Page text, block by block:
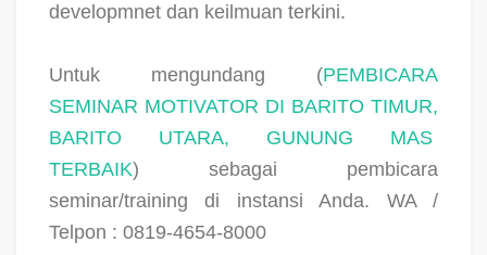
developmnet dan keilmuan terkini.
Untuk mengundang (PEMBICARA
SEMINAR MOTIVATOR DI BARITO TIMUR,
BARITO UTARA, GUNUNG MAS
TERBAIK) sebagai pembicara
seminar/training di instansi Anda. WA /
Telpon : 0819-4654-8000